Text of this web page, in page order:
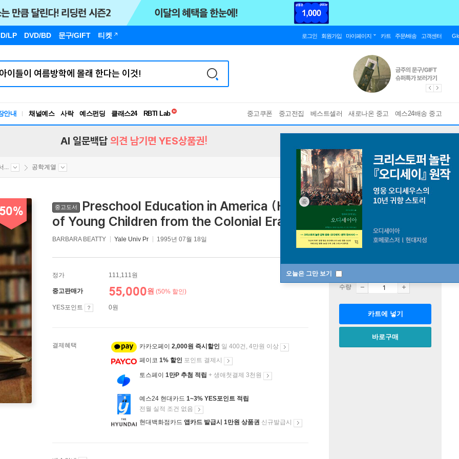
LP DVD/BD 문구/GIFT 티켓 로그인 회원가입 마이페이지 카트 주문/배송 고객센터
안내 채널예스 사락 예스펀딩 클래스24
RBTI Lab
독서유형검사
중고쿠폰 중고전집 베스트셀러 새로나온 중고 예스24배송 중고
오늘은 그만 보기
AI 일문백답 의견 남기면 YES상품권!
... 공학계열
중고도서
Preschool Education in America (Hardcover) - The Culture
of Young Children from the Colonial Era to the Present
BARBARA BEATTY Yale Univ Pr 1995년 07월 18일
정가 111,111원
중고판매가 55,000원 (50% 할인)
YES포인트 0원
결제혜택 카카오페이 2,000원 즉시할인 일 400건, 4만원 이상
페이코 1% 할인 포인트 결제시
토스페이 1만P 추첨 적립 + 생애첫결제 3천원
예스24 현대카드 1~3% YES포인트 적립
전월 실적 조건 없음
현대백화점카드 앱카드 발급시 1만원 상품권 신규발급시
판매중
수량
카트에 넣기
바로구매